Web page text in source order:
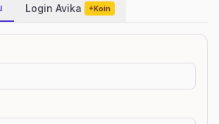
Login Avika +Koin